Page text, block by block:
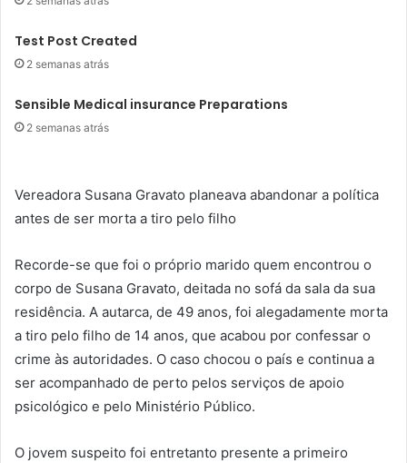
Test Post Created
2 semanas atrás
Sensible Medical insurance Preparations
2 semanas atrás
Vereadora Susana Gravato planeava abandonar a política
antes de ser morta a tiro pelo filho
Recorde-se que foi o próprio marido quem encontrou o
corpo de Susana Gravato, deitada no sofá da sala da sua
residência. A autarca, de 49 anos, foi alegadamente morta
a tiro pelo filho de 14 anos, que acabou por confessar o
crime às autoridades. O caso chocou o país e continua a
ser acompanhado de perto pelos serviços de apoio
psicológico e pelo Ministério Público.
O jovem suspeito foi entretanto presente a primeiro